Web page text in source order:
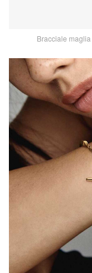
Bracciale